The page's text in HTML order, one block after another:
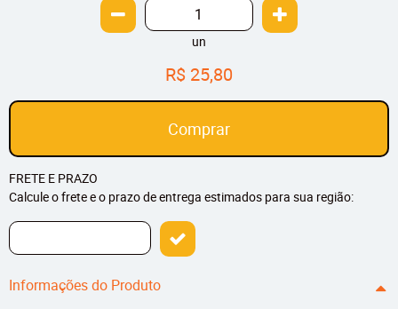
un
R$ 25,80
Comprar
FRETE E PRAZO
Calcule o frete e o prazo de entrega estimados para sua região:
Informações do Produto